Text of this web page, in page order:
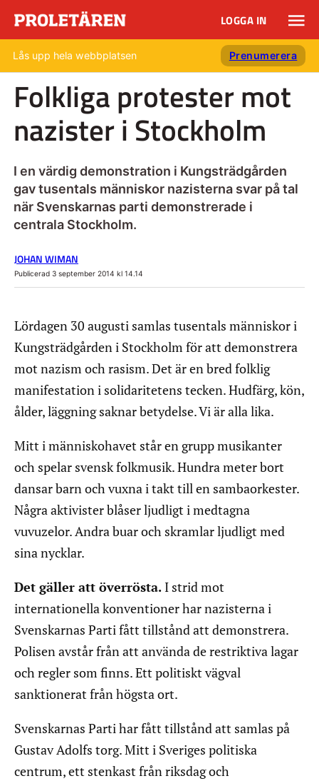
LOGGA IN
Lås upp hela webbplatsen Prenumerera
Folkliga protester mot
nazister i Stockholm
I en värdig demonstration i Kungsträdgården
gav tusentals människor nazisterna svar på tal
när Svenskarnas parti demonstrerade i
centrala Stockholm.
JOHAN WIMAN
Publicerad 3 september 2014 kl 14.14
Lördagen 30 augusti samlas tusentals människor i
Kungsträdgården i Stockholm för att demonstrera
mot nazism och rasism. Det är en bred folklig
manifestation i solidaritetens tecken. Hudfärg, kön,
ålder, läggning saknar betydelse. Vi är alla lika.
Mitt i människohavet står en grupp musikanter
och spelar svensk folkmusik. Hundra meter bort
dansar barn och vuxna i takt till en sambaorkester.
Några aktivister blåser ljudligt i medtagna
vuvuzelor. Andra buar och skramlar ljudligt med
sina nycklar.
Det gäller att överrösta. I strid mot
internationella konventioner har nazisterna i
Svenskarnas Parti fått tillstånd att demonstrera.
Polisen avstår från att använda de restriktiva lagar
och regler som finns. Ett politiskt vägval
sanktionerat från högsta ort.
Svenskarnas Parti har fått tillstånd att samlas på
Gustav Adolfs torg. Mitt i Sveriges politiska
centrum, ett stenkast från riksdag och